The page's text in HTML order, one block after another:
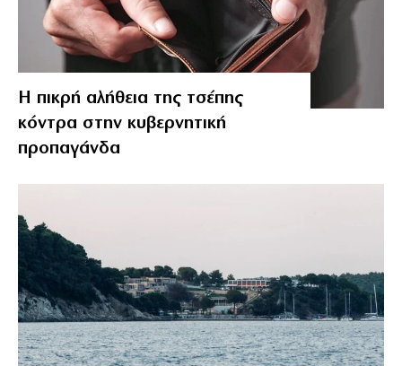
Η πικρή αλήθεια της τσέπης
κόντρα στην κυβερνητική
προπαγάνδα